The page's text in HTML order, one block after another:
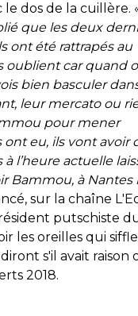
le dos de la cuillère.
que les deux
ont été rattrapés au
oublient car quand
bien basculer
leur mercato ou
pour mener
ont eu, ils vont avoir
l’heure actuelle
Bammou, à Nantes
sur la chaîne
putschiste
les oreilles qui
s'il avait raison
2018.